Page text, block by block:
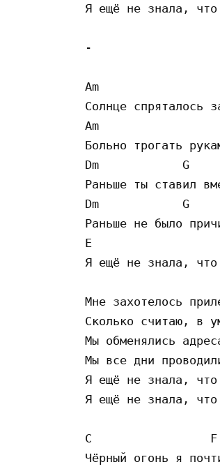
Я ещё не знала, что
-
Am
Солнце спряталось
Am
Больно трогать
Dm            G
Раньше ты ставил
Dm            G
Раньше не было
E
Я ещё не знала, что
Мне захотелось
Сколько считаю, в
Мы обменялись
Мы все дни
Я ещё не знала, что
Я ещё не знала, что
C                 F
Чёрный огонь я